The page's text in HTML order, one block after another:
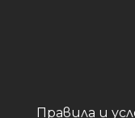
Правила и